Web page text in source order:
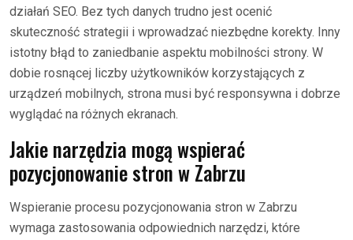
działań SEO. Bez tych danych trudno jest ocenić
skuteczność strategii i wprowadzać niezbędne korekty. Inny
istotny błąd to zaniedbanie aspektu mobilności strony. W
dobie rosnącej liczby użytkowników korzystających z
urządzeń mobilnych, strona musi być responsywna i dobrze
wyglądać na różnych ekranach.
Jakie narzędzia mogą wspierać
pozycjonowanie stron w Zabrzu
Wspieranie procesu pozycjonowania stron w Zabrzu
wymaga zastosowania odpowiednich narzędzi, które